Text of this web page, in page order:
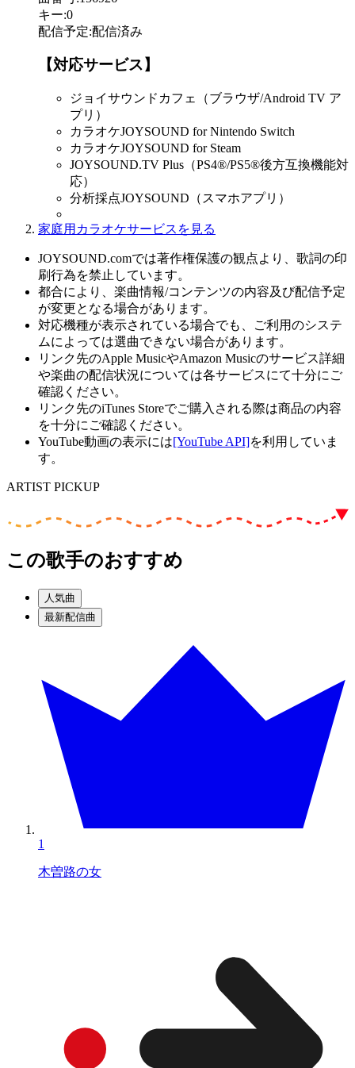
キー:0
配信予定:配信済み
【対応サービス】
ジョイサウンドカフェ（ブラウザ/Android TV ア
プリ）
カラオケJOYSOUND for Nintendo Switch
カラオケJOYSOUND for Steam
JOYSOUND.TV Plus（PS4®/PS5®後方互換機能対
応）
分析採点JOYSOUND（スマホアプリ）
家庭用カラオケサービスを見る
JOYSOUND.comでは著作権保護の観点より、歌詞の印
刷行為を禁止しています。
都合により、楽曲情報/コンテンツの内容及び配信予定
が変更となる場合があります。
対応機種が表示されている場合でも、ご利用のシステ
ムによっては選曲できない場合があります。
リンク先のApple MusicやAmazon Musicのサービス詳細
や楽曲の配信状況については各サービスにて十分にご
確認ください。
リンク先のiTunes Storeでご購入される際は商品の内容
を十分にご確認ください。
YouTube動画の表示には[YouTube API]を利用していま
す。
ARTIST PICKUP
この歌手のおすすめ
人気曲
最新配信曲
1
木曽路の女